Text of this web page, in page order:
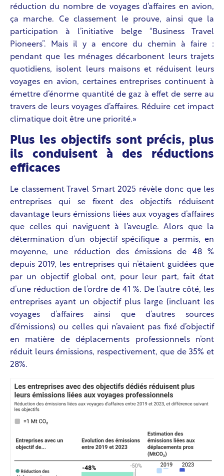
réduction du nombre de voyages d’affaires en avion,
ça marche. Ce classement le prouve, ainsi que la
participation à l’initiative belge “Business Travel
Pioneers”. Mais il y a encore du chemin à faire :
pendant que les ménages décarbonent leurs trajets
quotidiens, isolent leurs maisons et réduisent leurs
voyages en avion, certaines entreprises continuent à
émettre d’énorme quantité de gaz à effet de serre au
travers de leurs voyages d’affaires. Réduire cet impact
climatique doit être une priorité.»
Plus les objectifs sont précis, plus
ils conduisent à des réductions
efficaces
Le classement Travel Smart 2025 révèle donc que les
entreprises qui se fixent des objectifs réduisent
davantage leurs émissions liées aux voyages d’affaires
que celles qui naviguent à l’aveugle. Alors que la
détermination d’un objectif spécifique a permis, en
moyenne, une réduction des émissions de 48 %
depuis 2019, les entreprises qui n’étaient guidées que
par un objectif global ont, pour leur part, fait état
d’une réduction de l’ordre de 41 %. De l’autre côté, les
entreprises ayant un objectif plus large (incluant les
voyages d’affaires ainsi que d’autres sources
d’émissions) ou celles qui n’avaient pas fixé d’objectif
en matière de déplacements professionnels n’ont
réduit leurs émissions, respectivement, que de 35% et
28%.